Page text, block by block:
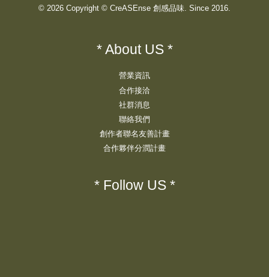
© 2026 Copyright © CreASEnse 創感品味. Since 2016.
* About US *
營業資訊
合作接洽
社群消息
聯絡我們
創作者聯名友善計畫
合作夥伴分潤計畫
* Follow US *